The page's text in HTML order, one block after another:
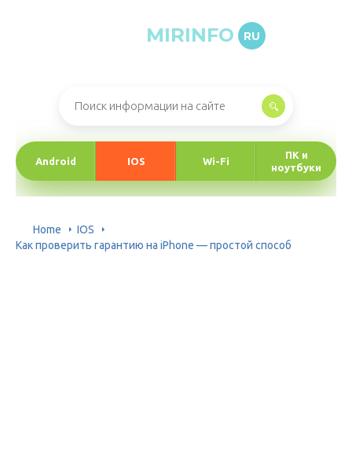
MIRINFO RU
Android IOS Wi-Fi
ПК и
ноутбуки
Home
IOS
Как проверить гарантию на iPhone — простой способ